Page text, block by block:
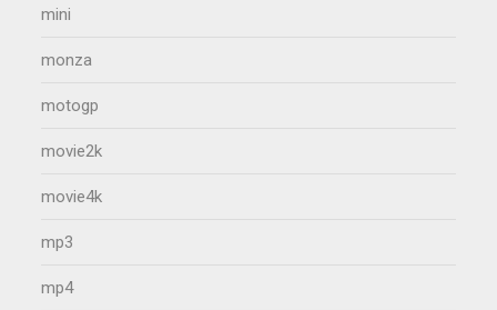
mini
monza
motogp
movie2k
movie4k
mp3
mp4